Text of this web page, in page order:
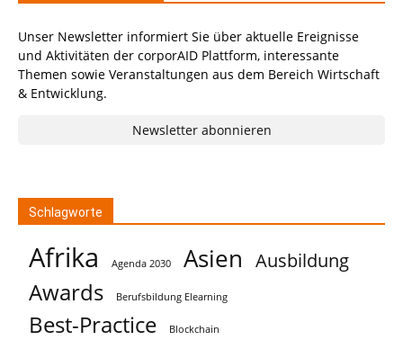
Unser Newsletter informiert Sie über aktuelle Ereignisse
und Aktivitäten der corporAID Plattform, interessante
Themen sowie Veranstaltungen aus dem Bereich Wirtschaft
& Entwicklung.
Newsletter abonnieren
Schlagworte
Afrika Agenda 2030 Asien Ausbildung
Awards Berufsbildung Elearning
Best-Practice Blockchain